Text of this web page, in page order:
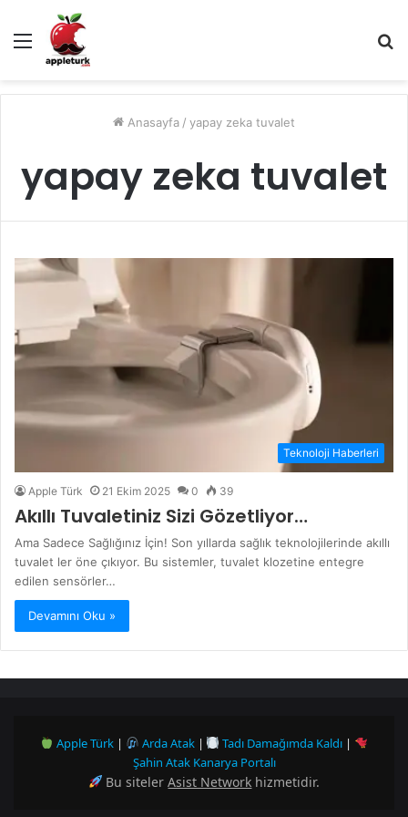
Menü
...
Anasayfa / yapay zeka tuvalet
yapay zeka tuvalet
Teknoloji Haberleri
Apple Türk 21 Ekim 2025 0 39
Akıllı Tuvaletiniz Sizi Gözetliyor…
Ama Sadece Sağlığınız İçin! Son yıllarda sağlık teknolojilerinde akıllı
tuvalet ler öne çıkıyor. Bu sistemler, tuvalet klozetine entegre
edilen sensörler…
Devamını Oku »
Apple Türk| Arda Atak| Tadı Damağımda Kaldı |
Şahin Atak Kanarya Portalı
Bu sitelerAsist Network hizmetidir.